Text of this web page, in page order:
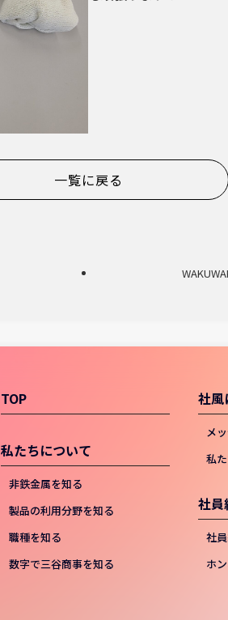
一覧に戻る
TOP
私たちについて
非鉄金属を知る
製品の利用分野を知る
職種を知る
数字で三谷商事を知る
社風
メ
私
社員
社
ホ